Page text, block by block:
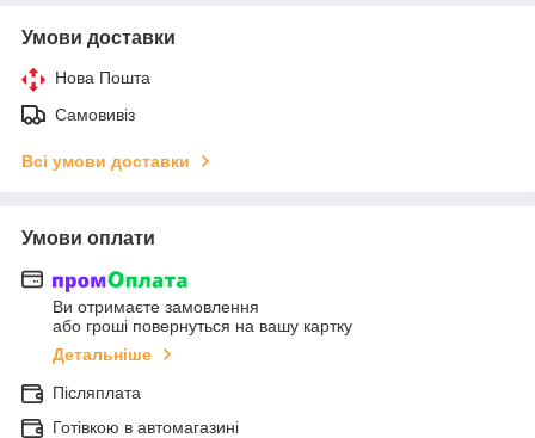
Умови доставки
Нова Пошта
Самовивіз
Всі умови доставки
Умови оплати
Ви отримаєте замовлення
або гроші повернуться на вашу картку
Детальніше
Післяплата
Готівкою в автомагазині